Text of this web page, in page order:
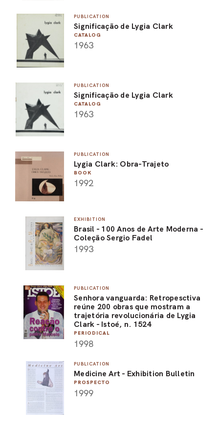
PUBLICATION
Significação de Lygia Clark
CATALOG
1963
PUBLICATION
Significação de Lygia Clark
CATALOG
1963
PUBLICATION
Lygia Clark: Obra-Trajeto
BOOK
1992
EXHIBITION
Brasil - 100 Anos de Arte Moderna -
Coleção Sergio Fadel
1993
PUBLICATION
Senhora vanguarda: Retropesctiva
reúne 200 obras que mostram a
trajetória revolucionária de Lygia
Clark - Istoé, n. 1524
PERIODICAL
1998
PUBLICATION
Medicine Art - Exhibition Bulletin
PROSPECTO
1999